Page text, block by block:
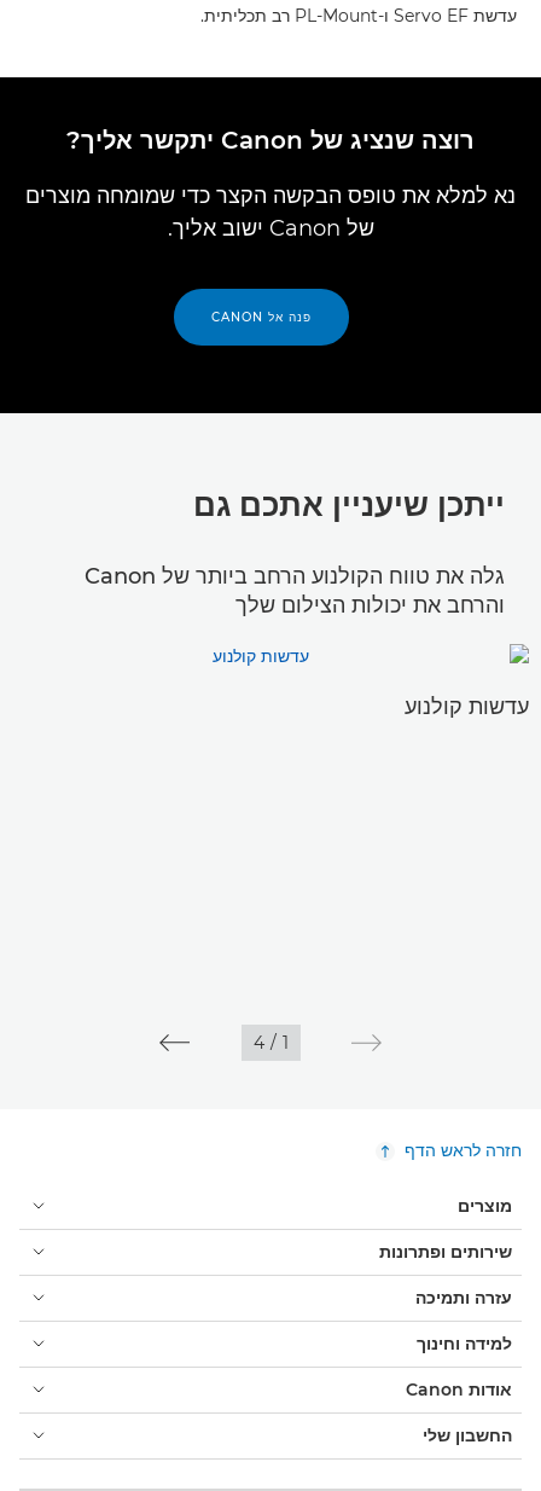
עדשת Servo EF ו-PL-Mount רב תכליתית.
רוצה שנציג של Canon יתקשר אליך?
נא למלא את טופס הבקשה הקצר כדי שמומחה מוצרים
של Canon ישוב אליך.
פנה אל CANON
ייתכן שיעניין אתכם גם
גלה את טווח הקולנוע הרחב ביותר של Canon
והרחב את יכולות הצילום שלך
עדשות קולנוע
1
/
4
חזרה לראש הדף
מוצרים
שירותים ופתרונות
עזרה ותמיכה
למידה וחינוך
אודות Canon
החשבון שלי